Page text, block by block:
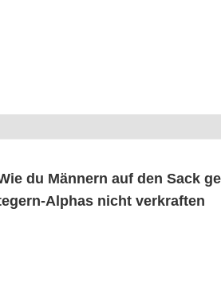
du Män­nern auf den Sack
Alphas nicht verkraften